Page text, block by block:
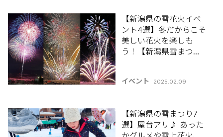
【新潟県の雪花火イベ
ント4選】冬だからこそ
美しい花火を楽しも
う！【新潟県雪まつり
イベント 2025.02.09
【新潟県の雪まつり7
選】屋台アリ♪ あった